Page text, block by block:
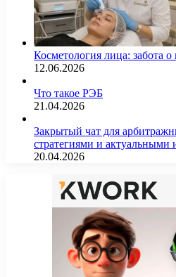
Косметология лица: забота
12.06.2026
Что такое РЭБ
21.04.2026
Закрытый чат для
стратегиями и
20.04.2026